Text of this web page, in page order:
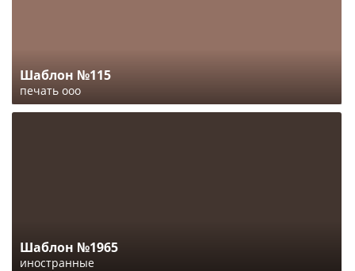
Шаблон №115
печать ооо
Шаблон №1965
иностранные